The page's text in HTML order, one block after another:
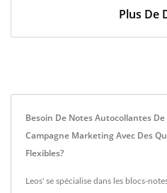
Plus De
Besoin De Notes Autocollantes
Campagne Marketing Avec Des
Flexibles?
Leos' se spécialise dans les blocs-